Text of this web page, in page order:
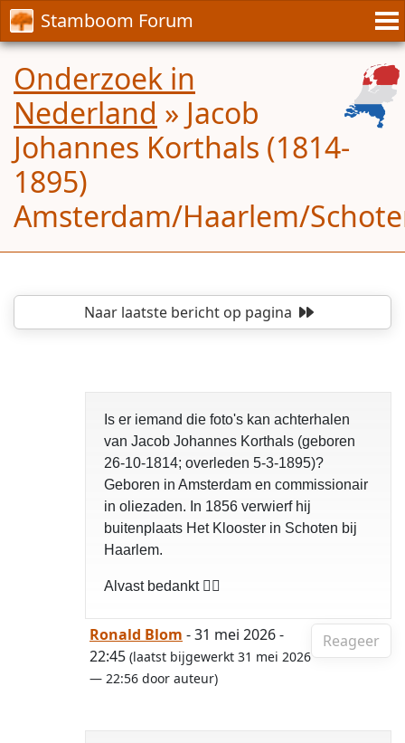
Stamboom Forum
Onderzoek in
Nederland » Jacob
Johannes Korthals (1814-
1895)
Amsterdam/Haarlem/
Naar laatste berichtop pagina
Is er iemand die foto's kan achterhalen
van Jacob Johannes Korthals (geboren
26-10-1814; overleden 5-3-1895)?
Geboren in Amsterdam en commissionair
in oliezaden. In 1856 verwierf hij
buitenplaats Het Klooster in Schoten bij
Haarlem.
Alvast bedankt 👍🏻
Reageer
Ronald Blom - 31 mei 2026 -
22:45 (laatst bijgewerkt 31 mei 2026
— 22:56 door auteur)